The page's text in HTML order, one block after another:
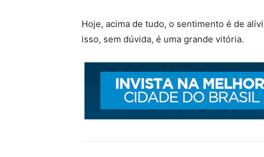
Hoje, acima de tudo, o sentimento é de
isso, sem dúvida, é uma grande vitória.